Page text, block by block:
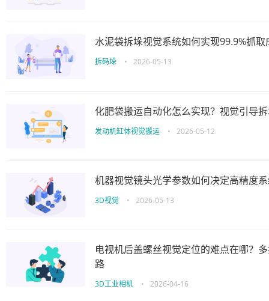
水泥袋拆垛视觉系统如何实现99.9%抓
拆码垛 • 2026-05-13
化肥袋搬运自动化怎么实现？视觉引导
发动机缸体视觉搬运 • 2026-05-12
机器视觉镜头光学参数如何决定高精度
3D视觉 • 2026-05-13
电视机后盖螺丝视觉定位的难点在哪？
路
3D工业相机 • 2026-04-16